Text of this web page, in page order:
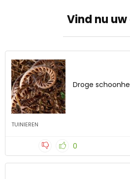
Vind nu
Droge
TUINIEREN
0